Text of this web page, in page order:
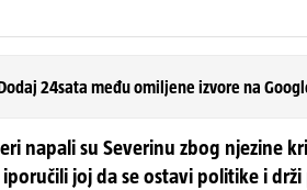
24sata među omiljene izvore na
napali su Severinu zbog njezine
joj da se ostavi politike i